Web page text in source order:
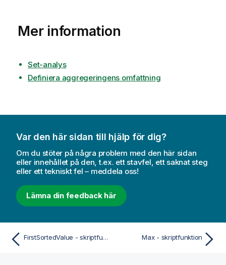
Mer information
Set-analys
Definiera aggregeringens omfattning
Var den här sidan till hjälp för dig?
Om du stöter på några problem med den här sidan
eller innehållet på den, t.ex. ett stavfel, ett saknat steg
eller ett tekniskt fel – meddela oss!
Lämna din feedback här
FirstSortedValue - skriptfunktion Max - skriptfunktion